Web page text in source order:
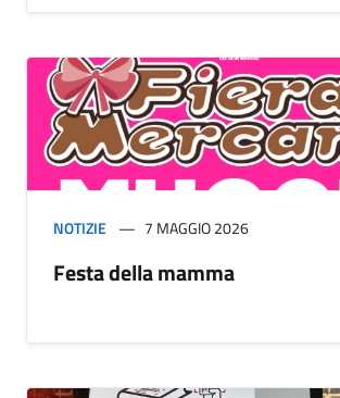
NOTIZIE 7 MAGGIO 2026
Festa della mamma